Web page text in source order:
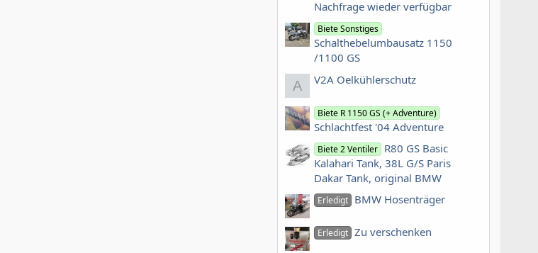
Nachfrage wieder verfügbar
Biete Sonstiges
Schalthebelumbausatz 1150
/1100 GS
A V2A Oelkühlerschutz
Biete R 1150 GS (+ Adventure)
Schlachtfest '04 Adventure
Biete 2 Ventiler R80 GS Basic
Kalahari Tank, 38L G/S Paris
Dakar Tank, original BMW
Erledigt BMW Hosenträger
Erledigt Zu verschenken